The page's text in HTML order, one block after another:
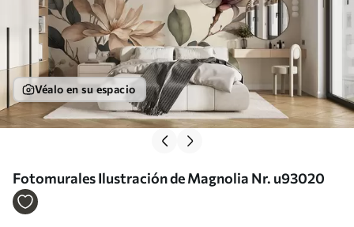
Véalo en su espacio
Fotomurales Ilustración de Magnolia Nr. u93020